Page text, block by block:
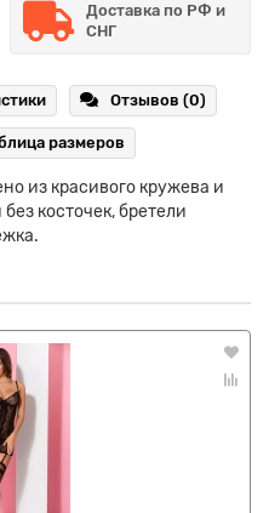
Доставка по РФ и
СНГ
Отзывов (0)
размеров
из красивого кружева и
косточек, бретели